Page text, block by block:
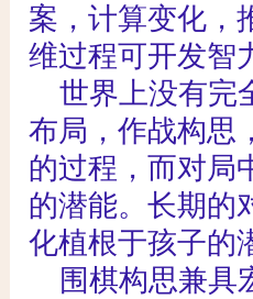
案，计算变化，
维过程可开发智
世界上没有完
布局，作战构思
的过程，而对局
的潜能。长期的
化植根于孩子的
围棋构思兼具